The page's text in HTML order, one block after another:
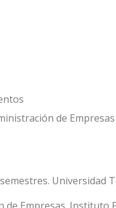
de Empresas
Universidad